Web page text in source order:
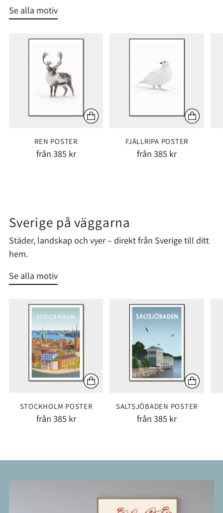
Se alla motiv
REN POSTER
från 385 kr
FJÄLLRIPA POSTER
från 385 kr
Sverige på väggarna
Städer, landskap och vyer – direkt från Sverige till ditt
hem.
Se alla motiv
STOCKHOLM POSTER
från 385 kr
SALTSJÖBADEN POSTER
från 385 kr